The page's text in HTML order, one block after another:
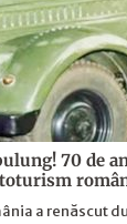
70 de
a renăscut